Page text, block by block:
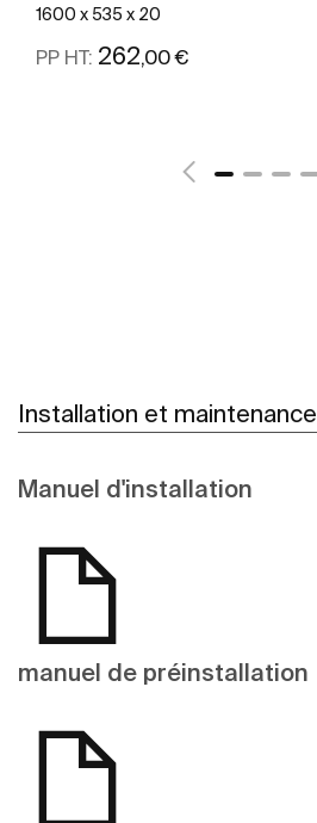
1600 x 535 x 20
PP HT: 262,00 €
Installation et maintenance
Manuel d'installation
manuel de préinstallation